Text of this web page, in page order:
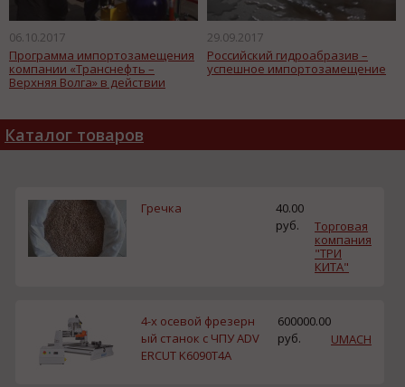
06.10.2017
Программа импортозамещения
компании «Транснефть –
Верхняя Волга» в действии
29.09.2017
Российский гидроабразив –
успешное импортозамещение
Каталог товаров
Гречка
40.00
руб.
Торговая
компания
"ТРИ
КИТА"
4-х осевой фрезерн
ый станок с ЧПУ ADV
ERCUT K6090T4A
600000.00
руб.
UMACH